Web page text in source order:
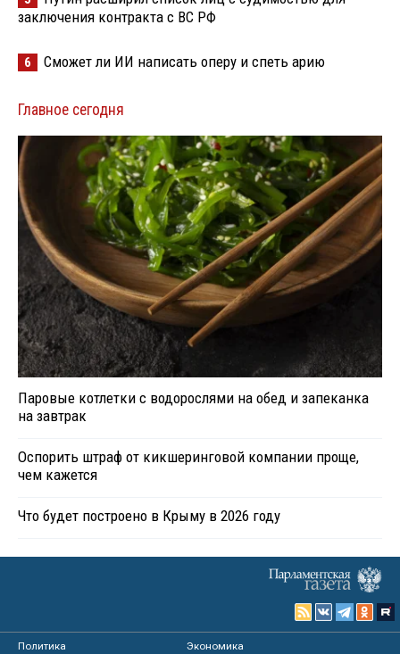
заключения контракта с ВС РФ
6 Сможет ли ИИ написать оперу и спеть арию
Главное сегодня
Паровые котлетки с водорослями на обед и запеканка
на завтрак
Оспорить штраф от кикшеринговой компании проще,
чем кажется
Что будет построено в Крыму в 2026 году
Политика
Экономика